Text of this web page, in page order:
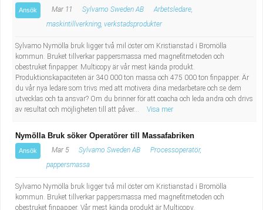
Ansök Mar 11 Sylvamo Sweden AB
Arbetsledare,
maskintillverkning, verkstadsprodukter
Sylvamo Nymölla bruk ligger två mil öster om Kristianstad i Bromölla
kommun. Bruket tillverkar pappersmassa med magnefitmetoden och
obestruket finpapper. Multicopy är vår mest kända produkt.
Produktionskapaciteten är 340 000 ton massa och 475 000 ton finpapper. Är
du vår nya ledare som trivs med att motivera dina medarbetare och se dem
utvecklas och ta ansvar? Om du brinner för att coacha och leda andra och drivs
av resultat och möjligheten till att påver...
Visa mer
Nymölla Bruk söker Operatörer till Massafabriken
Ansök Mar 5 Sylvamo Sweden AB
Processoperatör,
pappersmassa
Sylvamo Nymölla bruk ligger två mil öster om Kristianstad i Bromölla
kommun. Bruket tillverkar pappersmassa med magnefitmetoden och
obestruket finpapper. Vår mest kända produkt är Multicopy.